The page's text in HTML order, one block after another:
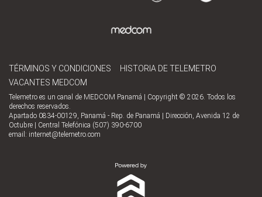
TÉRMINOS Y CONDICIONES
HISTORIA DE TELEMETRO
VACANTES MEDCOM
Telemetro es un canal de MEDCOM Panamá | Copyright © 2026. Todos los
derechos reservados.
Apartado 0834-00129, Panamá - Rep. de Panamá | Dirección, Avenida 12 de
Octubre | Central Telefónica (507) 390-6700
email: internet@telemetro.com